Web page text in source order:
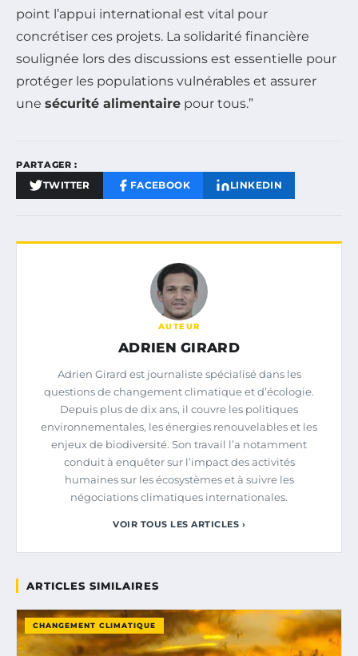
point l’appui international est vital pour
concrétiser ces projets. La solidarité financière
soulignée lors des discussions est essentielle pour
protéger les populations vulnérables et assurer
une sécurité alimentaire pour tous.”
PARTAGER :
TWITTER FACEBOOK LINKEDIN
AUTEUR
ADRIEN GIRARD
Adrien Girard est journaliste spécialisé dans les
questions de changement climatique et d’écologie.
Depuis plus de dix ans, il couvre les politiques
environnementales, les énergies renouvelables et les
enjeux de biodiversité. Son travail l’a notamment
conduit à enquêter sur l’impact des activités
humaines sur les écosystèmes et à suivre les
négociations climatiques internationales.
VOIR TOUS LES ARTICLES ›
ARTICLES SIMILAIRES
CHANGEMENT CLIMATIQUE